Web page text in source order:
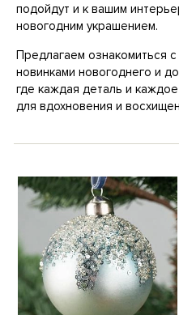
подойдут и к вашим
новогодним украшением.
Предлагаем ознакомиться
новинками новогоднего и
где каждая деталь и
для вдохновения и